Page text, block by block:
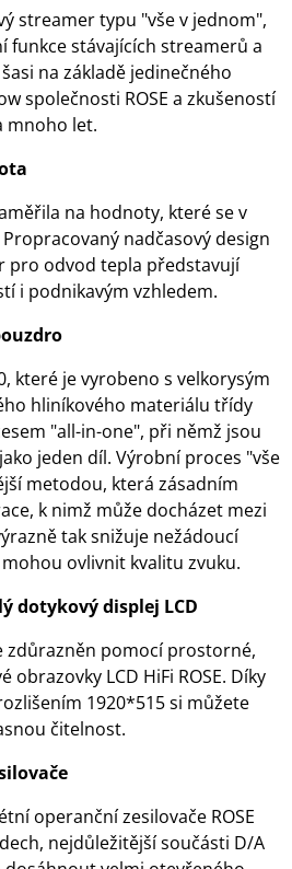
streamer typu "vše v jednom",
funkce stávajících streamerů a
na základě jedinečného
společnosti ROSE a zkušeností
mnoho let.
na hodnoty, které se v
nadčasový design
pro odvod tepla představují
i podnikavým vzhledem.
které je vyrobeno s velkorysým
hliníkového materiálu třídy
"all-in-one", při němž jsou
jeden díl. Výrobní proces "vše
metodou, která zásadním
k nimž může docházet mezi
tak snižuje nežádoucí
ovlivnit kvalitu zvuku.
dotykový displej LCD
zdůrazněn pomocí prostorné,
LCD HiFi ROSE. Díky
1920*515 si můžete
čitelnost.
operanční zesilovače ROSE
nejdůležitější součásti D/A